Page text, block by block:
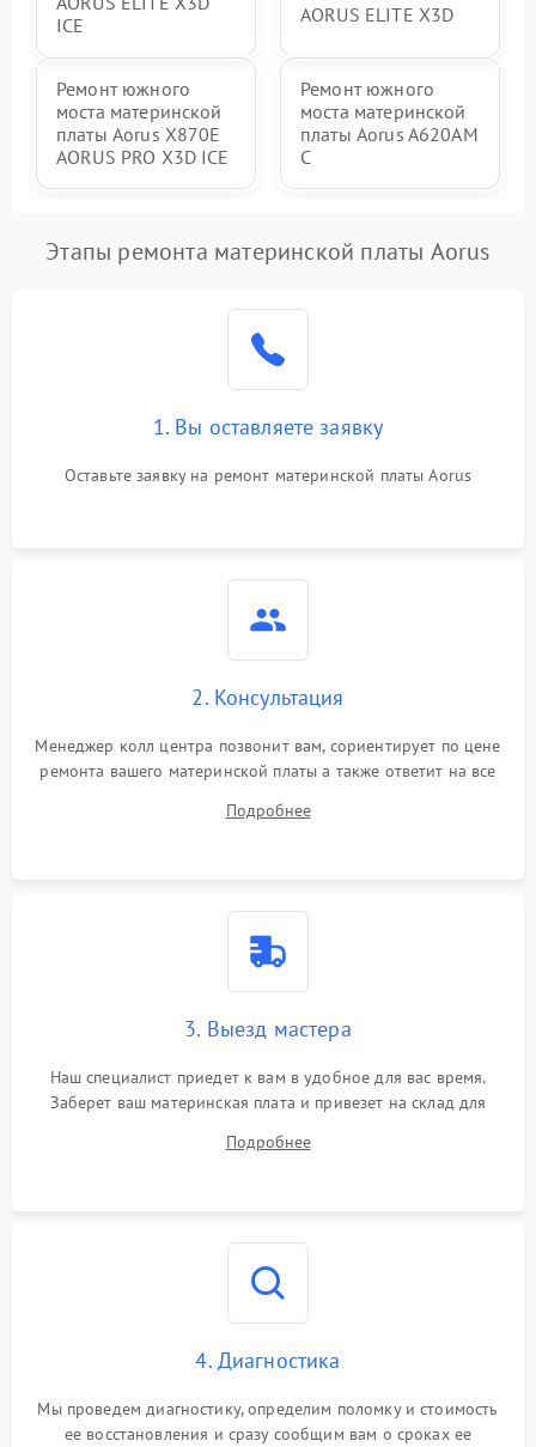
ICE
AORUS ELITE X3D
Ремонт южного
моста материнской
платы Aorus X870E
AORUS PRO X3D ICE
Ремонт южного
моста материнской
платы Aorus A620AM
C
Этапы ремонта материнской платы Aorus
1. Вы оставляете заявку
Оставьте заявку на ремонт материнской платы Aorus
2. Консультация
Менеджер колл центра позвонит вам, сориентирует по цене
ремонта вашего материнской платы а также ответит на все
Подробнее
3. Выезд мастера
Наш специалист приедет к вам в удобное для вас время.
Заберет ваш материнская плата и привезет на склад для
Подробнее
4. Диагностика
Мы проведем диагностику, определим поломку и стоимость
ее восстановления и сразу сообщим вам о сроках ее